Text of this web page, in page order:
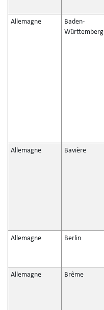
Allemagne
Baden-
Württemberg
Allemagne Bavière
Allemagne Berlin
Allemagne Brême